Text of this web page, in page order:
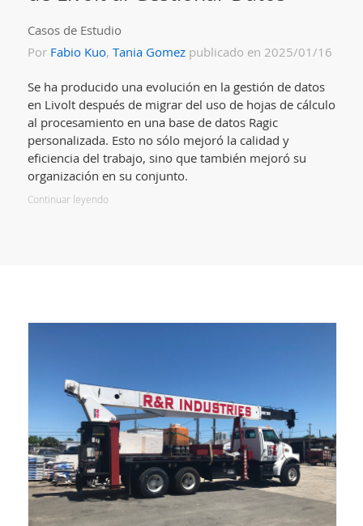
Casos de Estudio
Por Fabio Kuo, Tania Gomezpublicado en 2025/01/16
Se ha producido una evolución en la gestión de datos
en Livolt después de migrar del uso de hojas de cálculo
al procesamiento en una base de datos Ragic
personalizada. Esto no sólo mejoró la calidad y
eficiencia del trabajo, sino que también mejoró su
organización en su conjunto.
Continuar leyendo